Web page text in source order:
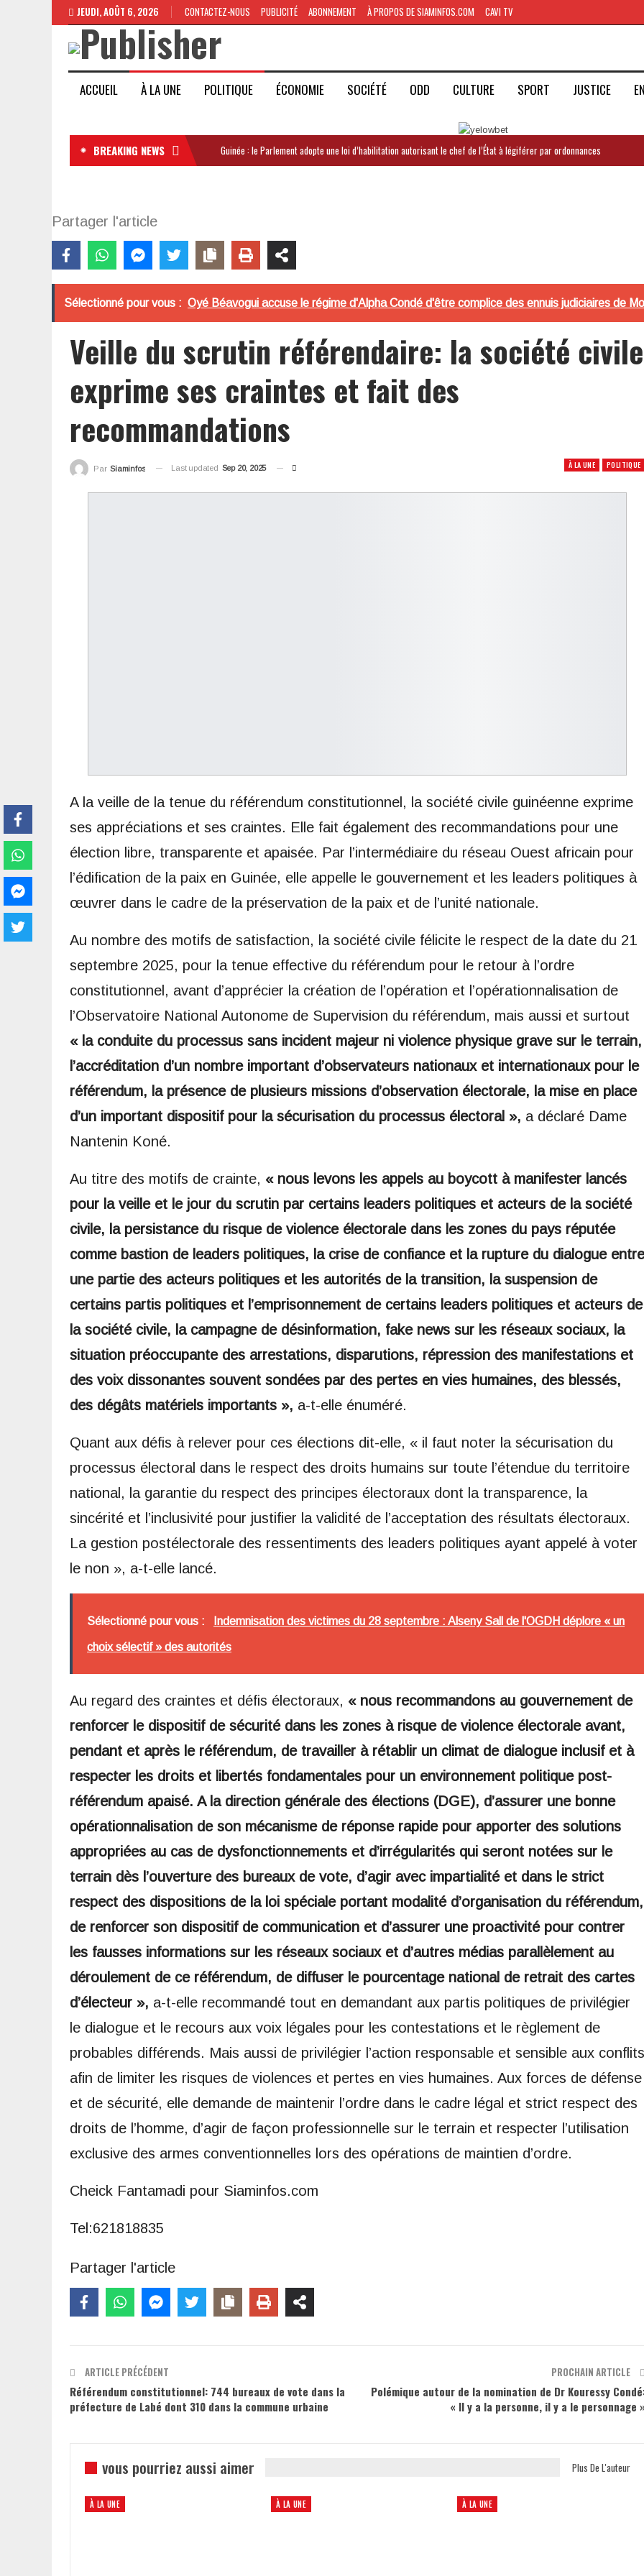
JEUDI, AOÛT 6, 2026 CONTACTEZ-NOUS PUBLICITÉ ABONNEMENT À PROPOS DE SIAMINFOS.COM CAVI TV
ACCUEIL À LA UNE POLITIQUE ÉCONOMIE SOCIÉTÉ ODD CULTURE SPORT JUSTICE
BREAKING NEWS Guinée : le Parlement adopte une loi d’habilitation autorisant le chef de l’État à légiférer par ordonnances
Partager l'article
Sélectionné pour vous : Oyé Béavogui accuse le régime d'Alpha Condé d'être complice des ennuis judiciaires de
Veille du scrutin référendaire: la société civile
exprime ses craintes et fait des
recommandations
À LA UNE POLITIQUE
Par Siaminfos Last updated Sep 20, 2025
A la veille de la tenue du référendum constitutionnel, la société civile guinéenne exprime
ses appréciations et ses craintes. Elle fait également des recommandations pour une
élection libre, transparente et apaisée. Par l’intermédiaire du réseau Ouest africain pour
l’édification de la paix en Guinée, elle appelle le gouvernement et les leaders politiques à
œuvrer dans le cadre de la préservation de la paix et de l’unité nationale.
Au nombre des motifs de satisfaction, la société civile félicite le respect de la date du 21
septembre 2025, pour la tenue effective du référendum pour le retour à l’ordre
constitutionnel, avant d’apprécier la création de l’opération et l’opérationnalisation de
l’Observatoire National Autonome de Supervision du référendum, mais aussi et surtout
« la conduite du processus sans incident majeur ni violence physique grave sur le terrain,
l’accréditation d’un nombre important d’observateurs nationaux et internationaux pour le
référendum, la présence de plusieurs missions d’observation électorale, la mise en place
d’un important dispositif pour la sécurisation du processus électoral », a déclaré Dame
Nantenin Koné.
Au titre des motifs de crainte, « nous levons les appels au boycott à manifester lancés
pour la veille et le jour du scrutin par certains leaders politiques et acteurs de la société
civile, la persistance du risque de violence électorale dans les zones du pays réputée
comme bastion de leaders politiques, la crise de confiance et la rupture du dialogue entre
une partie des acteurs politiques et les autorités de la transition, la suspension de
certains partis politiques et l’emprisonnement de certains leaders politiques et acteurs de
la société civile, la campagne de désinformation, fake news sur les réseaux sociaux, la
situation préoccupante des arrestations, disparutions, répression des manifestations et
des voix dissonantes souvent sondées par des pertes en vies humaines, des blessés,
des dégâts matériels importants », a-t-elle énuméré.
Quant aux défis à relever pour ces élections dit-elle, « il faut noter la sécurisation du
processus électoral dans le respect des droits humains sur toute l’étendue du territoire
national, la garantie du respect des principes électoraux dont la transparence, la
sincérité et l’inclusivité pour justifier la validité de l’acceptation des résultats électoraux.
La gestion postélectorale des ressentiments des leaders politiques ayant appelé à voter
le non », a-t-elle lancé.
Sélectionné pour vous : Indemnisation des victimes du 28 septembre : Alseny Sall de l'OGDH déplore « un
choix sélectif » des autorités
Au regard des craintes et défis électoraux, « nous recommandons au gouvernement de
renforcer le dispositif de sécurité dans les zones à risque de violence électorale avant,
pendant et après le référendum, de travailler à rétablir un climat de dialogue inclusif et à
respecter les droits et libertés fondamentales pour un environnement politique post-
référendum apaisé. A la direction générale des élections (DGE), d’assurer une bonne
opérationnalisation de son mécanisme de réponse rapide pour apporter des solutions
appropriées au cas de dysfonctionnements et d’irrégularités qui seront notées sur le
terrain dès l’ouverture des bureaux de vote, d’agir avec impartialité et dans le strict
respect des dispositions de la loi spéciale portant modalité d’organisation du référendum,
de renforcer son dispositif de communication et d’assurer une proactivité pour contrer
les fausses informations sur les réseaux sociaux et d’autres médias parallèlement au
déroulement de ce référendum, de diffuser le pourcentage national de retrait des cartes
d’électeur », a-t-elle recommandé tout en demandant aux partis politiques de privilégier
le dialogue et le recours aux voix légales pour les contestations et le règlement de
probables différends. Mais aussi de privilégier l’action responsable et sensible aux conflits
afin de limiter les risques de violences et pertes en vies humaines. Aux forces de défense
et de sécurité, elle demande de maintenir l’ordre dans le cadre légal et strict respect des
droits de l’homme, d’agir de façon professionnelle sur le terrain et respecter l’utilisation
exclusive des armes conventionnelles lors des opérations de maintien d’ordre.
Cheick Fantamadi pour Siaminfos.com
Tel:621818835
Partager l'article
ARTICLE PRÉCÉDENT
Référendum constitutionnel: 744 bureaux de vote dans la
préfecture de Labé dont 310 dans la commune urbaine
PROCHAIN ARTICLE
Polémique autour de la nomination de Dr Kouressy
« Il y a la personne, il y a le personnage
vous pourriez aussi aimer Plus De L'auteur
À LA UNE À LA UNE À LA UNE